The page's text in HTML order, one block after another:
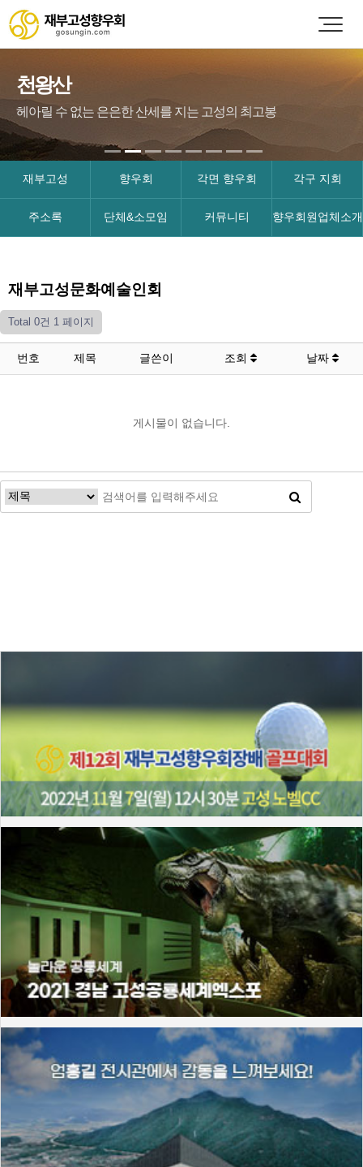
천왕산
헤아릴 수 없는 은은한 산세를 지는 고성의 최고봉
재부고성 향우회 각면 향우회 각구 지회
주소록 단체&소모임 커뮤니티 향우회원업체소개
재부고성문화예술인회
Total 0건 1 페이지
번호 제목 글쓴이 조회 날짜
게시물이 없습니다.